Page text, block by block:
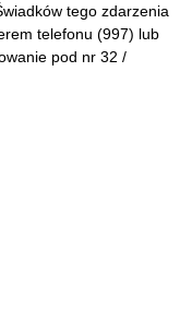
tego zdarzenia
telefonu (997) lub
pod nr 32 /